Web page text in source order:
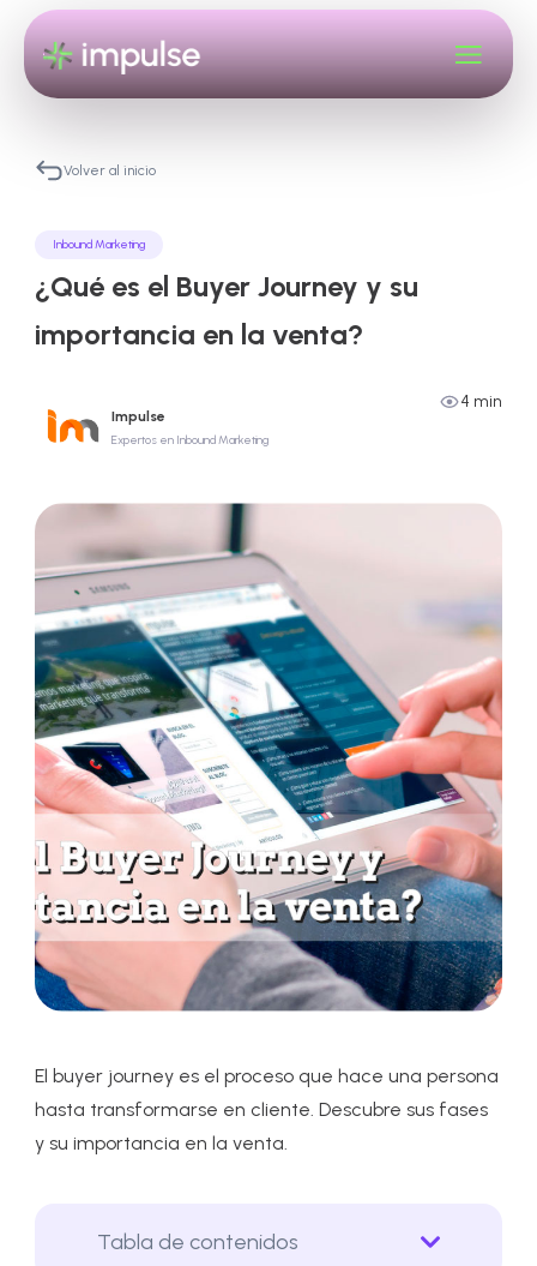
Volver al inicio
Inbound Marketing
¿Qué es el Buyer Journey y su
importancia en la venta?
Impulse
Expertos en Inbound Marketing
4 min
El buyer journey es el proceso que hace una persona
hasta transformarse en cliente. Descubre sus fases
y su importancia en la venta.
Tabla de contenidos